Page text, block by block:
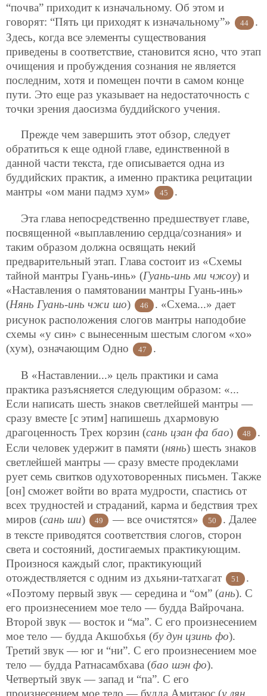
“почва” приходит к изначальному. Об этом и
говорят: “Пять ци приходят к изначальному”»
44
.
Здесь, когда все элементы существования
приведены в соответствие, становится ясно, что этап
очищения и пробуждения сознания не является
последним, хотя и помещен почти в самом конце
пути. Это еще раз указывает на недостаточность с
точки зрения даосизма буддийского учения.
Прежде чем завершить этот обзор, следует
обратиться к еще одной главе, единственной в
данной части текста, где описывается одна из
буддийских практик, а именно практика рецитации
мантры «ом мани падмэ хум»
45 .
Эта глава непосредственно предшествует главе,
посвященной «выплавлению сердца/сознания» и
таким образом должна освящать некий
предварительный этап. Глава состоит из «Схемы
тайной мантры Гуань-инь» (Гуань-инь ми чжоу) и
«Наставления о памятовании мантры Гуань-инь»
(Нянь Гуань-инь чжи шо) 46
. «Схема...» дает
рисунок расположения слогов мантры наподобие
схемы «у син» с вынесенным шестым слогом «хо»
(хум), означающим Одно
47 .
В «Наставлении...» цель практики и сама
практика разъясняется следующим образом: «...
Если написать шесть знаков светлейшей мантры —
сразу вместе [с этим] напишешь дхармовую
драгоценность Трех корзин (сань цзан фа бао) 48
.
Если человек удержит в памяти (нянь) шесть знаков
светлейшей мантры — сразу вместе продеклами
рует семь свитков одухотоворенных письмен. Также
[он] сможет войти во врата мудрости, спастись от
всех трудностей и страданий, карма и бедствия трех
миров (сань ши) 49 — все очистятся» 50
. Далее
в тексте приводятся соответствия слогов, сторон
света и состояний, достигаемых практикующим.
Произнося каждый слог, практикующий
отождествляется с одним из дхьяни-татхагат
51
.
«Поэтому первый звук — середина и “ом” (ань). С
его произнесением мое тело — будда Вайрочана.
Второй звук — восток и “ма”. С его произнесением
мое тело — будда Акшобхья (бу дун цзинь фо).
Третий звук — юг и “ни”. С его произнесением мое
тело — будда Ратнасамбхава (бао шэн фо).
Четвертый звук — запад и “па”. С его
произнесением мое тело — будда Амитаюс (у лян